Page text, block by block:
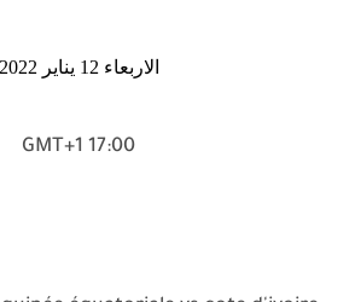
الاربعاء 12 يناير 2022
17:00 GMT+1